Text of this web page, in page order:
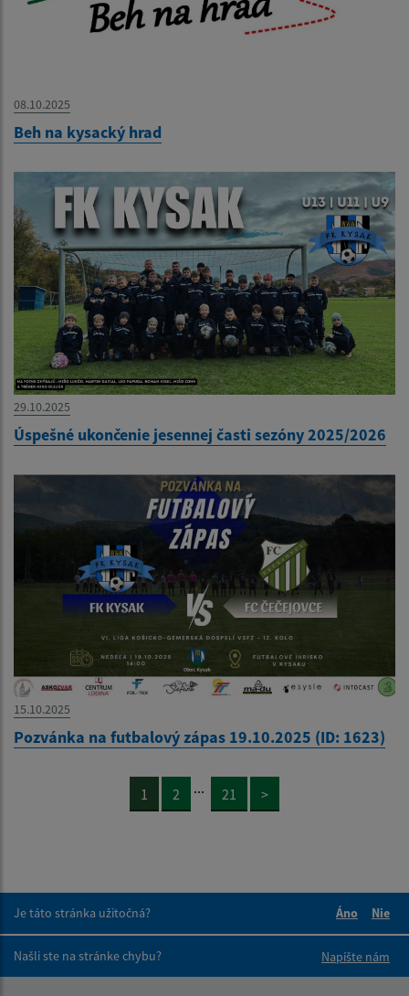
08.10.2025
Beh na kysacký hrad
29.10.2025
Úspešné ukončenie jesennej časti sezóny 2025/2026
15.10.2025
Pozvánka na futbalový zápas 19.10.2025 (ID: 1623)
1 2 ... 21 >
Je táto stránka užitočná?
Áno
Nie
Našli ste na stránke chybu?
Napíšte nám